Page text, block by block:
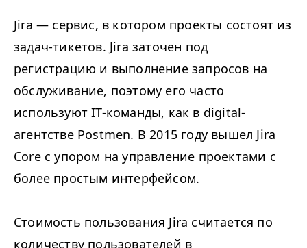
Jira — сервис, в котором проекты состоят из
задач-тикетов. Jira заточен под
регистрацию и выполнение запросов на
обслуживание, поэтому его часто
используют IT-команды, как в digital-
агентстве Postmen. В 2015 году вышел Jira
Core с упором на управление проектами с
более простым интерфейсом.
Стоимость пользования Jira считается по
количеству пользователей в